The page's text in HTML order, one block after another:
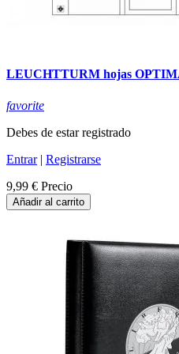
LEUCHTTURM hojas
favorite
Debes de estar registrado
Entrar| Registrarse
9,99 € Precio
Añadir al carrito